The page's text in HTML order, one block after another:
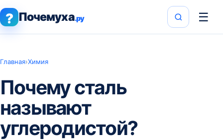
? Почемуха.ру ☰
Главная›Химия
Почему сталь
называют
углеродистой?